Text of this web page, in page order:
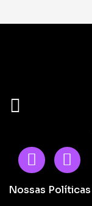
Nossas Políticas